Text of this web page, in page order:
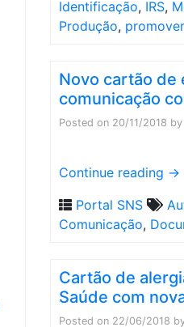
Identificação, IRS,
Produção, promover
Novo cartão de
comunicação
Posted on 20/11/2018 by
Continue reading →
Portal SNS
Comunicação,
Cartão de
Saúde com
Posted on 22/06/2018